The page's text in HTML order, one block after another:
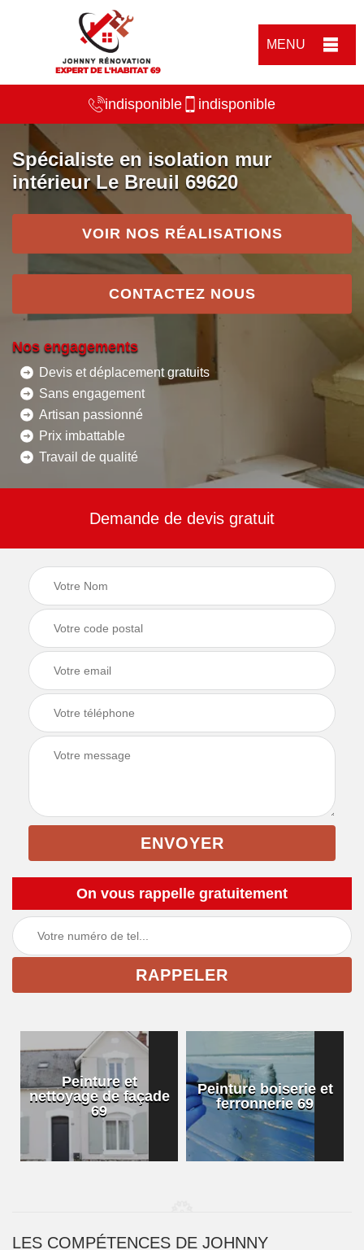
MENU
indisponible indisponible
Spécialiste en isolation mur
intérieur Le Breuil 69620
VOIR NOS RÉALISATIONS
CONTACTEZ NOUS
Nos engagements
Devis et déplacement gratuits
Sans engagement
Artisan passionné
Prix imbattable
Travail de qualité
Demande de devis gratuit
On vous rappelle gratuitement
Peinture et
nettoyage de façade
69
Peinture boiserie et
ferronnerie 69
LES COMPÉTENCES DE JOHNNY